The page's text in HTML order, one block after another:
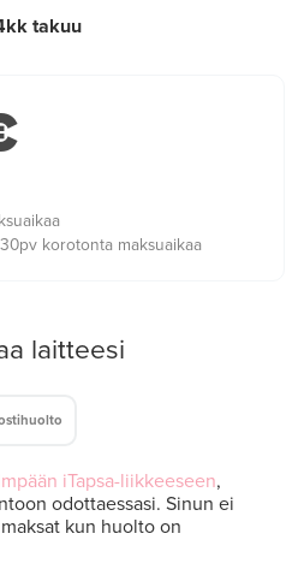
takuu
korotonta maksuaikaa
laitteesi
iTapsa-liikkeeseen,
odottaessasi. Sinun ei
kun huolto on